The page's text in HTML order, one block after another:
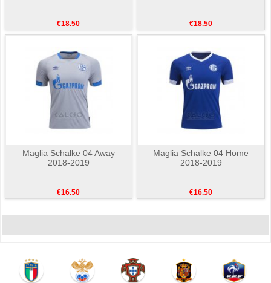
€18.50 €18.50
Maglia Schalke 04 Away
2018-2019
€16.50
Maglia Schalke 04 Home
2018-2019
€16.50